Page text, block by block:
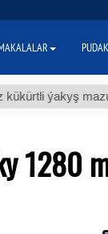
ýakyş mazudy (t.)
1280